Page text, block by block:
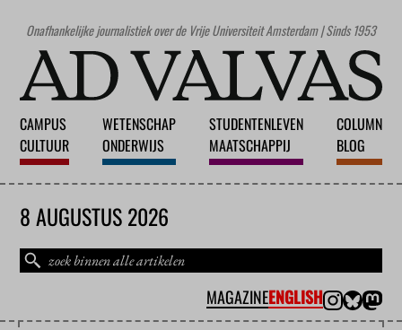
Onafhankelijke journalistiek over de Vrije Universiteit Amsterdam | Sinds 1953
CAMPUS
CULTUUR
WETENSCHAP
ONDERWIJS
STUDENTENLEVEN
MAATSCHAPPIJ
COLUMN
BLOG
8 AUGUSTUS 2026
MAGAZINEENGLISH